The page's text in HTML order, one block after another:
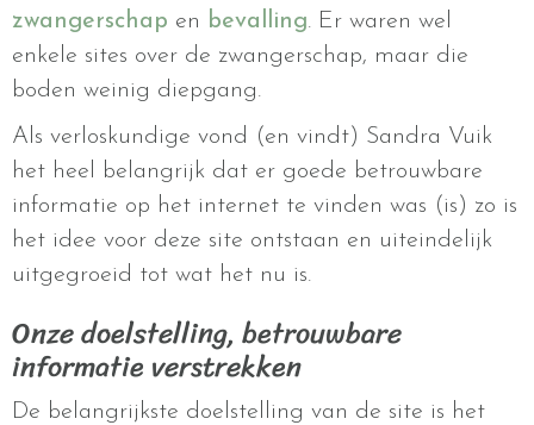
zwangerschap en bevalling. Er waren wel
enkele sites over de zwangerschap, maar die
boden weinig diepgang.
Als verloskundige vond (en vindt) Sandra Vuik
het heel belangrijk dat er goede betrouwbare
informatie op het internet te vinden was (is) zo is
het idee voor deze site ontstaan en uiteindelijk
uitgegroeid tot wat het nu is.
Onze doelstelling, betrouwbare
informatie verstrekken
De belangrijkste doelstelling van de site is het